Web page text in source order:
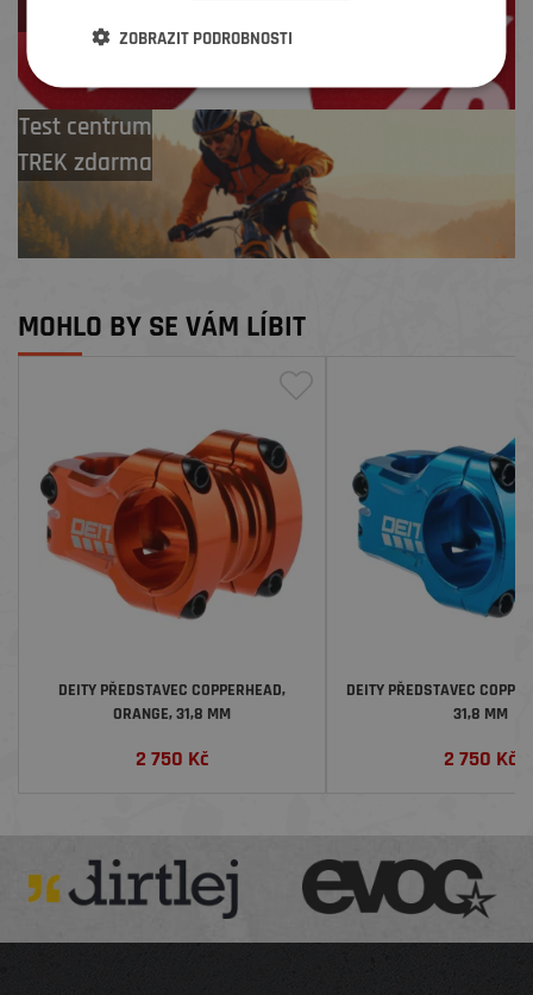
Test centrum
TREK zdarma
MOHLO BY SE VÁM LÍBIT
DEITY PŘEDSTAVEC COPPERHEAD,
ORANGE, 31,8 MM
2 750 Kč
DEITY PŘEDSTAVEC
31,8 MM
2 750 Kč
ZOBRAZIT PODROBNOSTI